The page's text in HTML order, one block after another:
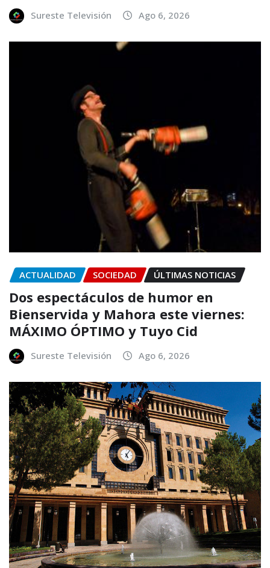
Sureste Televisión Ago 6, 2026
ACTUALIDAD SOCIEDAD ÚLTIMAS NOTICIAS
Dos espectáculos de humor en
Bienservida y Mahora este viernes:
MÁXIMO ÓPTIMO y Tuyo Cid
Sureste Televisión Ago 6, 2026